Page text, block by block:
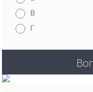
В
Г